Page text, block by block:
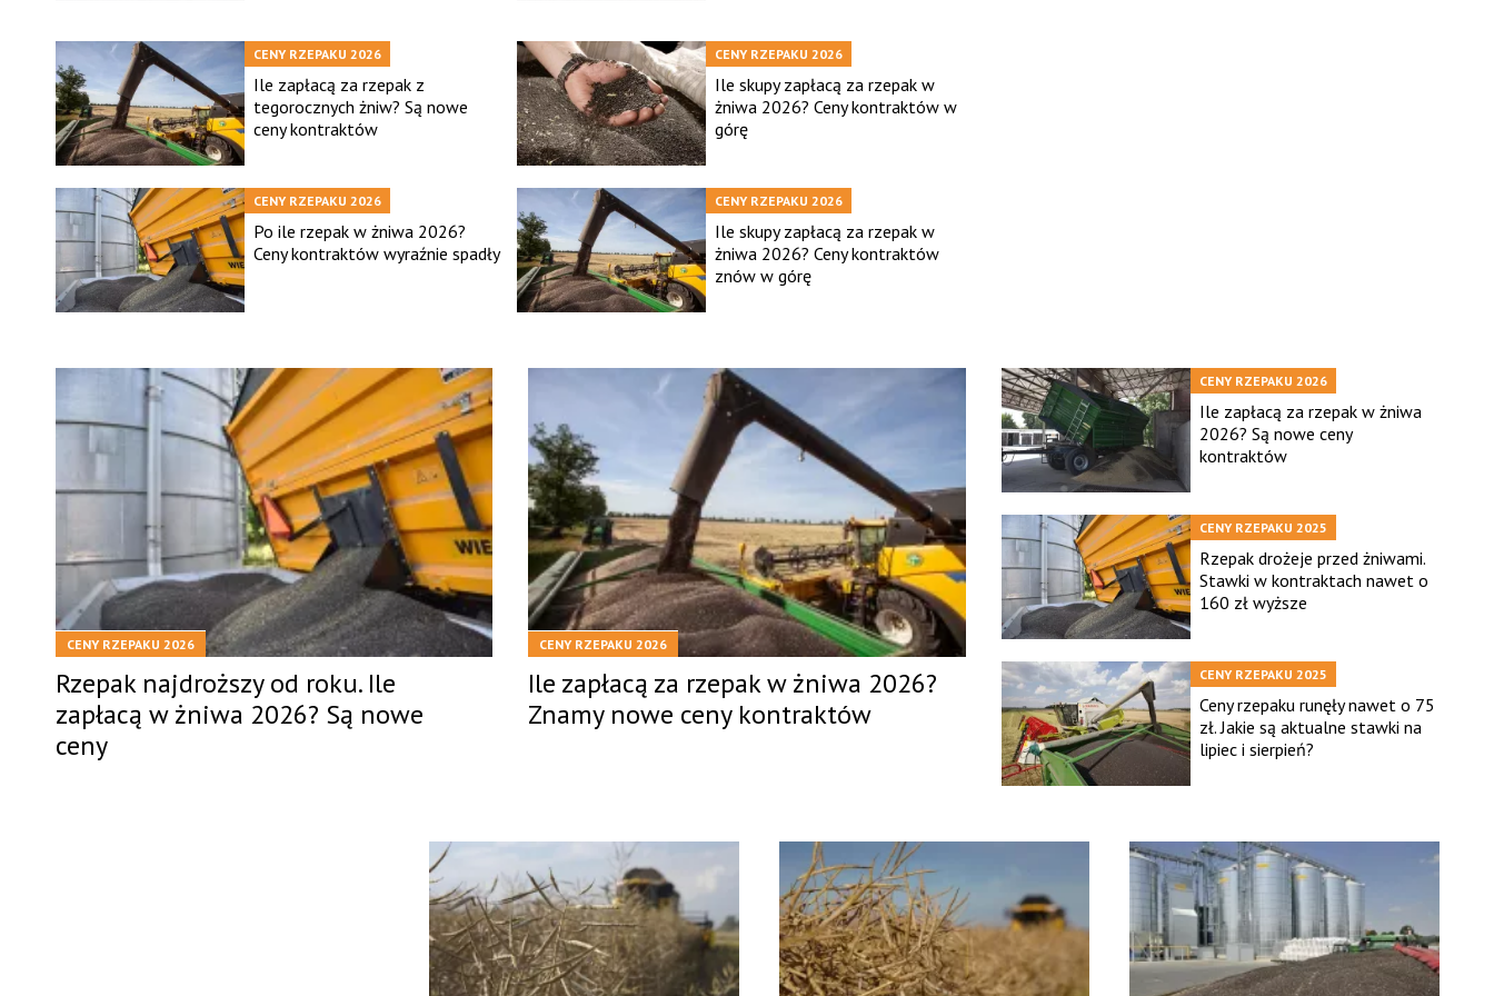
CENY RZEPAKU 2026
Ile zapłacą za rzepak z
tegorocznych żniw? Są nowe
ceny kontraktów
CENY RZEPAKU 2026
Ile skupy zapłacą za rzepak w
żniwa 2026? Ceny kontraktów w
górę
CENY RZEPAKU 2026
Po ile rzepak w żniwa 2026?
Ceny kontraktów wyraźnie spadły
CENY RZEPAKU 2026
Ile skupy zapłacą za rzepak w
żniwa 2026? Ceny kontraktów
znów w górę
CENY RZEPAKU 2026
Rzepak najdroższy od roku. Ile
zapłacą w żniwa 2026? Są nowe
ceny
CENY RZEPAKU 2026
Ile zapłacą za rzepak w żniwa 2026?
Znamy nowe ceny kontraktów
CENY RZEPAKU 2026
Ile zapłacą za rzepak w żniwa
2026? Są nowe ceny
kontraktów
CENY RZEPAKU 2025
Rzepak drożeje przed żniwami.
Stawki w kontraktach nawet o
160 zł wyższe
CENY RZEPAKU 2025
Ceny rzepaku runęły nawet o 75
zł. Jakie są aktualne stawki na
lipiec i sierpień?